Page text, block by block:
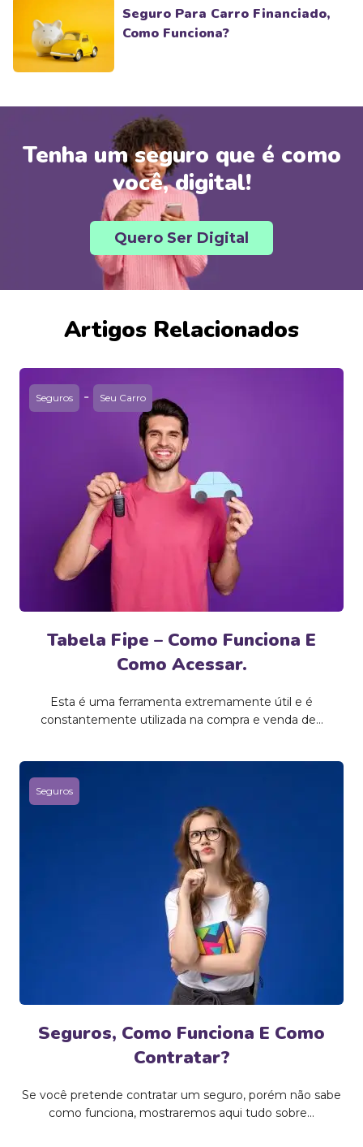
Seguro Para Carro Financiado,
Como Funciona?
Tenha um seguro que é como
você, digital!
Quero Ser Digital
Artigos Relacionados
Seguros - Seu Carro
Tabela Fipe – Como Funciona E
Como Acessar.
Esta é uma ferramenta extremamente útil e é
constantemente utilizada na compra e venda de...
Seguros
Seguros, Como Funciona E Como
Contratar?
Se você pretende contratar um seguro, porém não sabe
como funciona, mostraremos aqui tudo sobre...